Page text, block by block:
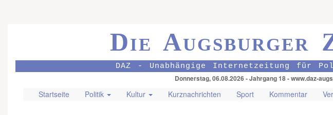
Die Augsburger
DAZ - Unabhängige Internetzeitung für
Donnerstag, 06.08.2026 - Jahrgang 18 - www.daz-
Startseite Politik Kultur Kurznachrichten Sport Kommentar